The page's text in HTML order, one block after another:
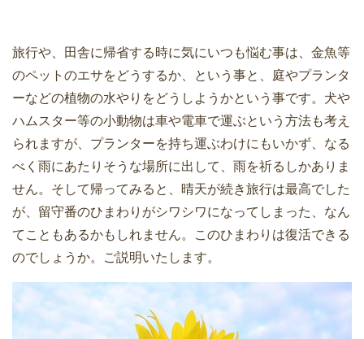
旅行や、田舎に帰省する時に気にいつも悩む事は、金魚等
のペットのエサをどうするか、という事と、庭やプランタ
ーなどの植物の水やりをどうしようかという事です。犬や
ハムスター等の小動物は車や電車で運ぶという方法も考え
られますが、プランターを持ち運ぶわけにもいかず、なる
べく雨にあたりそうな場所に出して、雨を祈るしかありま
せん。そして帰ってみると、晴天が続き旅行は最高でした
が、留守番のひまわりがシワシワになってしまった、なん
てこともあるかもしれません。このひまわりは復活できる
のでしょうか。ご説明いたします。